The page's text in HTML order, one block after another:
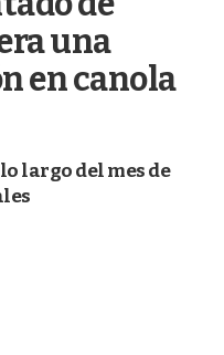
una
en canola
largo del mes de